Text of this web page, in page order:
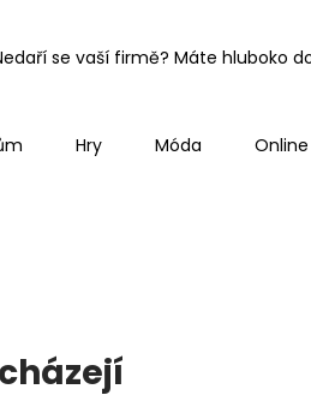
se vaší firmě? Máte hluboko
Hry Móda Online